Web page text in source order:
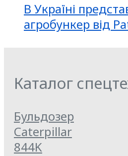
В Україні
агробункер від
Каталог
Бульдозер
Caterpillar
844K